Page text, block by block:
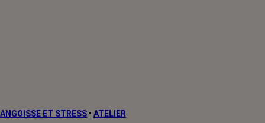
ANGOISSE ET STRESS • ATELIER